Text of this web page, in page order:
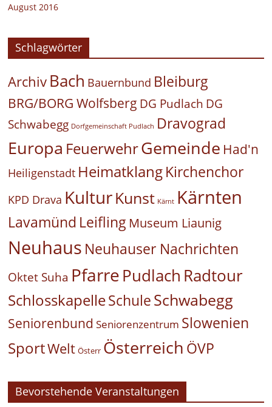
August 2016
Schlagwörter
Archiv Bach Bauernbund Bleiburg
BRG/BORG Wolfsberg DG Pudlach DG
Schwabegg Dorfgemeinschaft Pudlach Dravograd
Europa FeuerwehrGemeinde Had'n
Heiligenstadt HeimatklangKirchenchor
KPD Drava KulturKunst Kärnt Kärnten
Lavamünd Leifling Museum Liaunig
Neuhaus Neuhauser Nachrichten
Oktet Suha PfarrePudlach Radtour
SchlosskapelleSchuleSchwabegg
Seniorenbund Seniorenzentrum Slowenien
SportWelt Österr Österreich ÖVP
Bevorstehende Veranstaltungen